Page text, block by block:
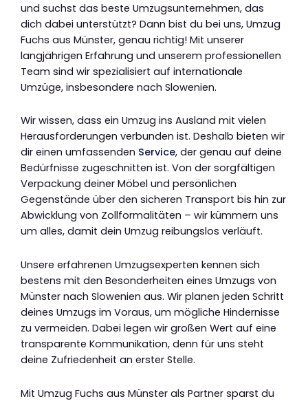
und suchst das beste Umzugsunternehmen, das
dich dabei unterstützt? Dann bist du bei uns, Umzug
Fuchs aus Münster, genau richtig! Mit unserer
langjährigen Erfahrung und unserem professionellen
Team sind wir spezialisiert auf internationale
Umzüge, insbesondere nach Slowenien.
Wir wissen, dass ein Umzug ins Ausland mit vielen
Herausforderungen verbunden ist. Deshalb bieten wir
dir einen umfassenden Service, der genau auf deine
Bedürfnisse zugeschnitten ist. Von der sorgfältigen
Verpackung deiner Möbel und persönlichen
Gegenstände über den sicheren Transport bis hin zur
Abwicklung von Zollformalitäten – wir kümmern uns
um alles, damit dein Umzug reibungslos verläuft.
Unsere erfahrenen Umzugsexperten kennen sich
bestens mit den Besonderheiten eines Umzugs von
Münster nach Slowenien aus. Wir planen jeden Schritt
deines Umzugs im Voraus, um mögliche Hindernisse
zu vermeiden. Dabei legen wir großen Wert auf eine
transparente Kommunikation, denn für uns steht
deine Zufriedenheit an erster Stelle.
Mit Umzug Fuchs aus Münster als Partner sparst du